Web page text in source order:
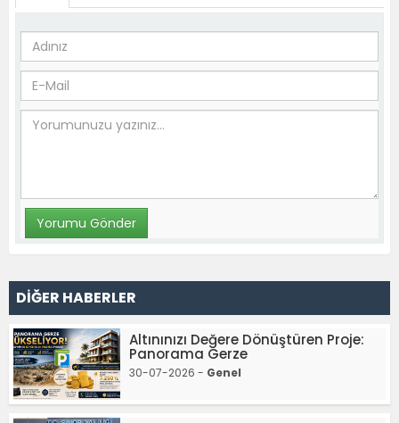
DİĞER HABERLER
Altınınızı Değere Dönüştüren Proje:
Panorama Gerze
30-07-2026 - Genel